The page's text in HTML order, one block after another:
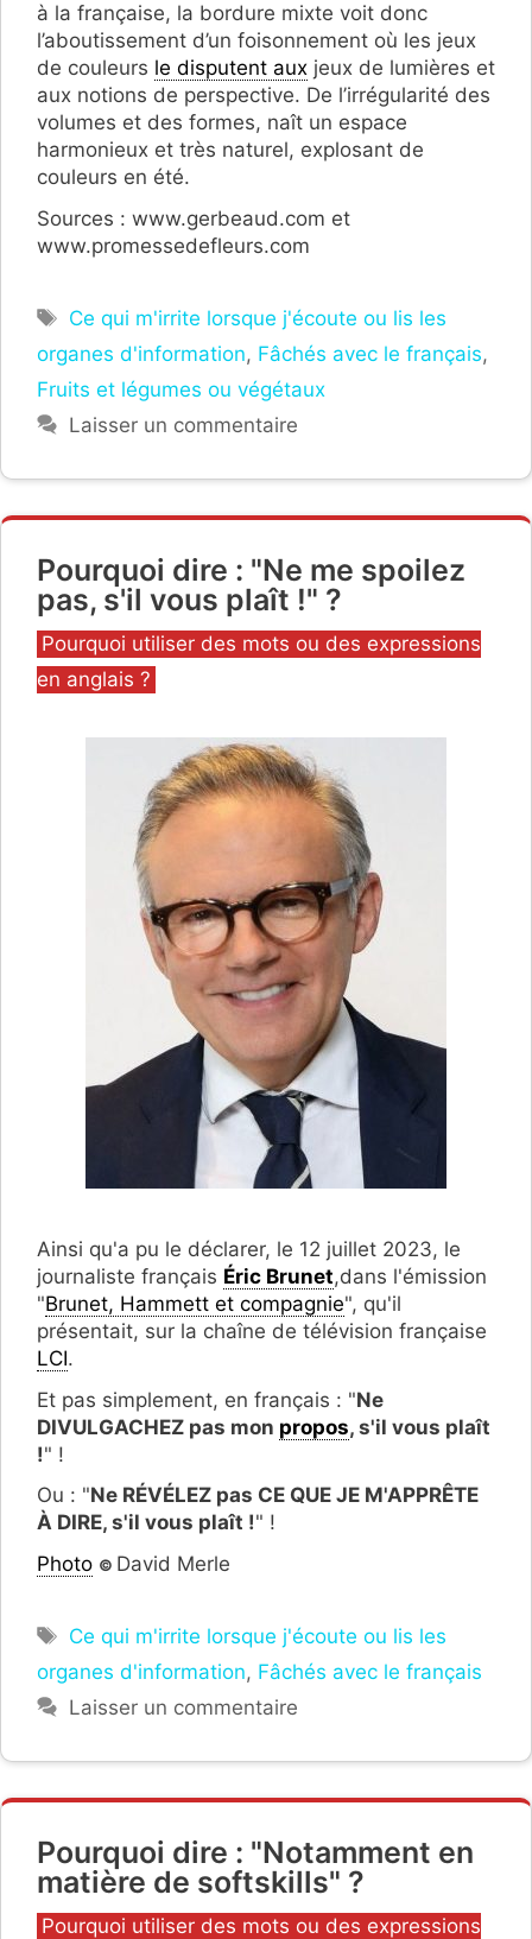
à la française, la bordure mixte voit donc
l’aboutissement d’un foisonnement où les jeux
de couleurs le disputent aux jeux de lumières et
aux notions de perspective. De l’irrégularité des
volumes et des formes, naît un espace
harmonieux et très naturel, explosant de
couleurs en été.
Sources : www.gerbeaud.com et
www.promessedefleurs.com
Étiquettes
Ce qui m'irrite lorsque j'écoute ou lis les
organes d'information, Fâchés avec le français,
Fruits et légumes ou végétaux
Laisser un commentaire
Pourquoi dire : "Ne me spoilez
pas, s'il vous plaît !" ?
Catégories
Pourquoi utiliser des mots ou des expressions
en anglais ?
Ainsi qu'a pu le déclarer, le 12 juillet 2023, le
journaliste français Éric Brunet,dans l'émission
"Brunet, Hammett et compagnie", qu'il
présentait, sur la chaîne de télévision française
LCI.
Et pas simplement, en français : "Ne
DIVULGACHEZ pas mon propos, s'il vous plaît
!" !
Ou : "Ne RÉVÉLEZ pas CE QUE JE M'APPRÊTE
À DIRE, s'il vous plaît !" !
Photo © David Merle
Étiquettes
Ce qui m'irrite lorsque j'écoute ou lis les
organes d'information, Fâchés avec le français
Laisser un commentaire
Pourquoi dire : "Notamment en
matière de softskills" ?
Catégories
Pourquoi utiliser des mots ou des expressions